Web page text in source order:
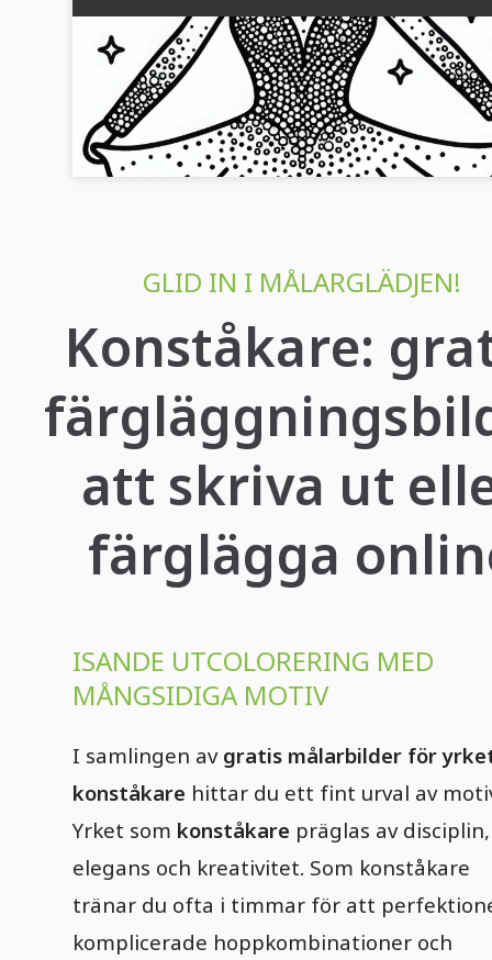
Glittrande kostym av en konståkare -
gratis
Förvandla din kreativitet med vår målarbild av en
Ladda ner och färglägg gratis nu!...
GLID IN I MÅLARGLÄDJEN!
Konståkare:
att skriva ut
färglägga
ISANDE UTCOLORERING MED
MÅNGSIDIGA MOTIV
I samlingen av gratis målarbilder för
konståkare hittar du ett fint urval av
Yrket som konståkare präglas av disciplin,
elegans och kreativitet. Som konståkare
tränar du ofta i timmar för att
komplicerade hoppkombinationer och